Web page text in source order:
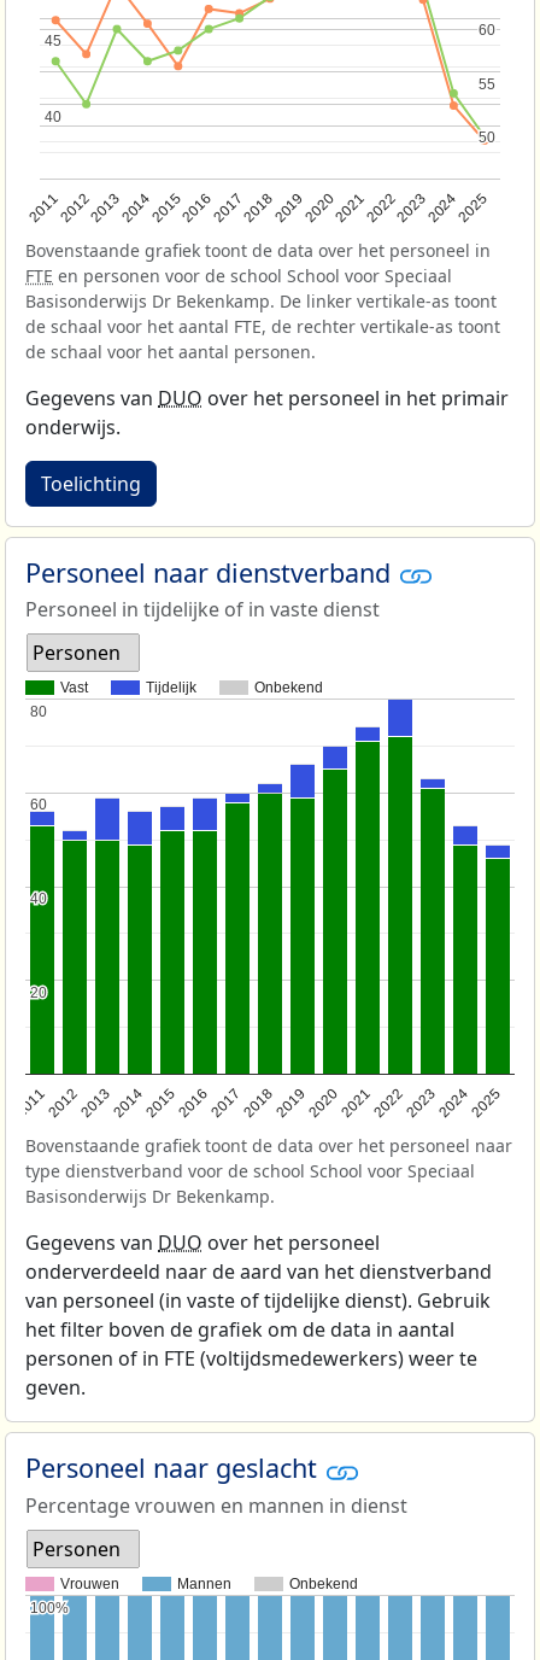
201120122013201420152016201720182019202020212022202320242025
40
40
45
45
50
50
55
55
60
60
Bovenstaande grafiek toont de data over het personeel in
FTE en personen voor de school School voor Speciaal
Basisonderwijs Dr Bekenkamp. De linker vertikale-as toont
de schaal voor het aantal FTE, de rechter vertikale-as toont
de schaal voor het aantal personen.
Gegevens van DUO over het personeel in het primair
onderwijs.
Toelichting
Personeel naar dienstverband
Personeel in tijdelijke of in vaste dienst
Personen
Vast Tijdelijk Onbekend
201120122013201420152016201720182019202020212022202320242025
20
20
40
40
60
60
80
80
Bovenstaande grafiek toont de data over het personeel naar
type dienstverband voor de school School voor Speciaal
Basisonderwijs Dr Bekenkamp.
Gegevens van DUO over het personeel
onderverdeeld naar de aard van het dienstverband
van personeel (in vaste of tijdelijke dienst). Gebruik
het filter boven de grafiek om de data in aantal
personen of in FTE (voltijdsmedewerkers) weer te
geven.
Personeel naar geslacht
Percentage vrouwen en mannen in dienst
Personen
Vrouwen Mannen Onbekend
100%
100%